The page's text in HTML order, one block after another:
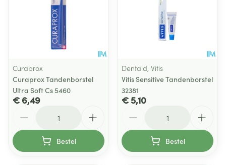
Curaprox
Curaprox Tandenborstel
Ultra Soft Cs 5460
€ 6,49
Bestel
Dentaid, Vitis
Vitis Sensitive Tandenborstel
32381
€ 5,10
Bestel